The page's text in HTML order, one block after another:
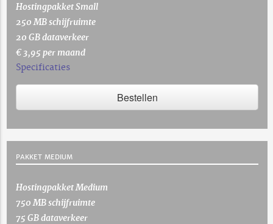
Hostingpakket Small
250 MB schijfruimte
20 GB dataverkeer
€ 3,95 per maand
Specificaties
Bestellen
PAKKET MEDIUM
Hostingpakket Medium
750 MB schijfruimte
75 GB dataverkeer